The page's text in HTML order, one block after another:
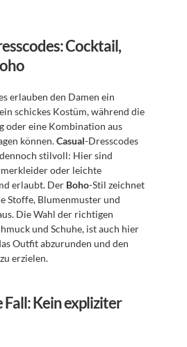
Cocktail,
erlauben den Damen ein
schickes Kostüm, während die
oder eine Kombination aus
können. Casual-Dresscodes
stilvoll: Hier sind
oder leichte
erlaubt. Der Boho-Stil zeichnet
Stoffe, Blumenmuster und
Die Wahl der richtigen
und Schuhe, ist auch hier
Outfit abzurunden und den
erzielen.
Kein expliziter